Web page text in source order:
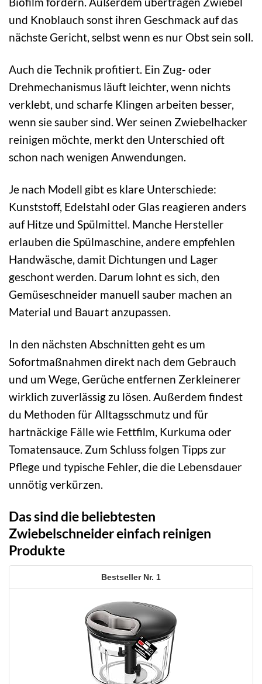
und Knoblauch sonst ihren Geschmack auf das
nächste Gericht, selbst wenn es nur Obst sein soll.
Auch die Technik profitiert. Ein Zug- oder
Drehmechanismus läuft leichter, wenn nichts
verklebt, und scharfe Klingen arbeiten besser,
wenn sie sauber sind. Wer seinen Zwiebelhacker
reinigen möchte, merkt den Unterschied oft
schon nach wenigen Anwendungen.
Je nach Modell gibt es klare Unterschiede:
Kunststoff, Edelstahl oder Glas reagieren anders
auf Hitze und Spülmittel. Manche Hersteller
erlauben die Spülmaschine, andere empfehlen
Handwäsche, damit Dichtungen und Lager
geschont werden. Darum lohnt es sich, den
Gemüseschneider manuell sauber machen an
Material und Bauart anzupassen.
In den nächsten Abschnitten geht es um
Sofortmaßnahmen direkt nach dem Gebrauch
und um Wege, Gerüche entfernen Zerkleinerer
wirklich zuverlässig zu lösen. Außerdem findest
du Methoden für Alltagsschmutz und für
hartnäckige Fälle wie Fettfilm, Kurkuma oder
Tomatensauce. Zum Schluss folgen Tipps zur
Pflege und typische Fehler, die die Lebensdauer
unnötig verkürzen.
Das sind die beliebtesten
Zwiebelschneider einfach reinigen
Produkte
1